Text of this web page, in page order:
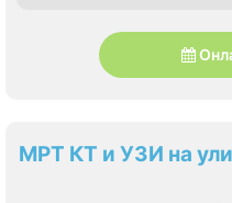
МРТ КТ и УЗИ на